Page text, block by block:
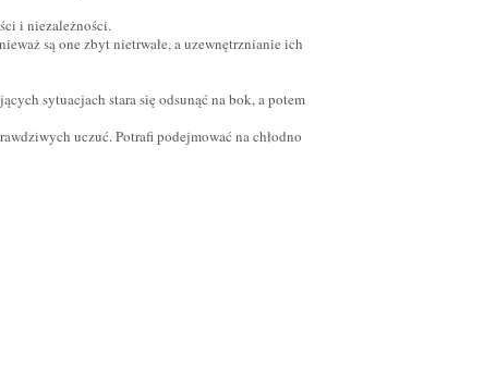
i niezależności.
są one zbyt nietrwałe, a uzewnętrznianie ich
sytuacjach stara się odsunąć na bok, a potem
uczuć. Potrafi podejmować na chłodno